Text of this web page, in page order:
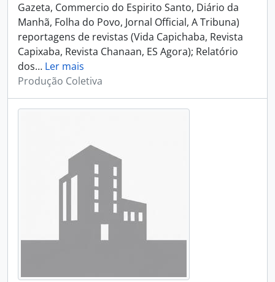
Gazeta, Commercio do Espirito Santo, Diário da
Manhã, Folha do Povo, Jornal Official, A Tribuna)
reportagens de revistas (Vida Capichaba, Revista
Capixaba, Revista Chanaan, ES Agora); Relatório
dos… Ler mais
Produção Coletiva